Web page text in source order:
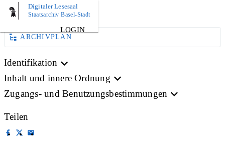
Digitaler Lesesaal
Staatsarchiv Basel-Stadt
LOGIN
BILD
ARCHIVPLAN
Identifikation
Inhalt und innere Ordnung
Zugangs- und Benutzungsbestimmungen
Teilen